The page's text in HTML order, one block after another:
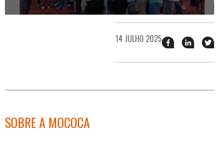
14 JULHO 2025 Compartilhar
esse
no
esse
no
SOBRE A MOCOCA